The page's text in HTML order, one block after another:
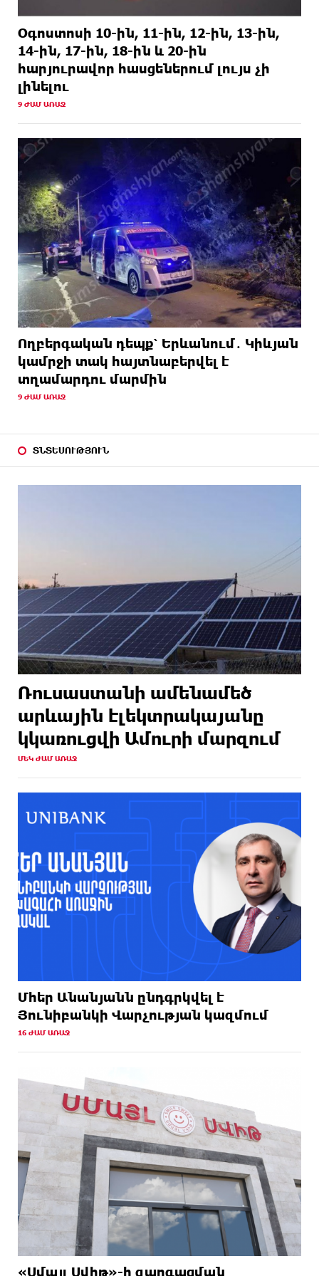
Օգոստոսի 10-ին, 11-ին, 12-ին, 13-ին,
14-ին, 17-ին, 18-ին և 20-ին
հարյուրավոր հասցեներում լույս չի
լինելու
9 ԺԱՄ ԱՌԱՋ
Ողբերգական դեպք՝ Երևանում․ Կիևյան
կամրջի տակ հայտնաբերվել է
տղամարդու մարմին
9 ԺԱՄ ԱՌԱՋ
ՏՆՏԵՍՈՒԹՅՈՒՆ
Ռուսաստանի ամենամեծ
արևային էլեկտրակայանը
կկառուցվի Ամուրի մարզում
ՄԵԿ ԺԱՄ ԱՌԱՋ
Մհեր Անանյանն ընդգրկվել է
Յունիբանկի Վարչության կազմում
16 ԺԱՄ ԱՌԱՋ
«Սմայլ Սվիթ»-ի զարգացման